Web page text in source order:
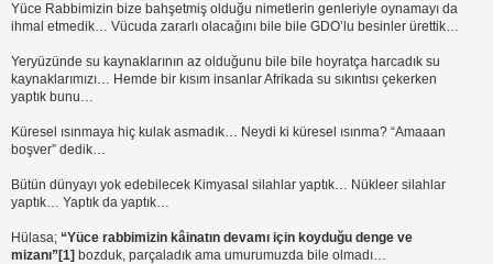
Yüce Rabbimizin bize bahşetmiş olduğu nimetlerin genleriyle oynamayı da
ihmal etmedik… Vücuda zararlı olacağını bile bile GDO’lu besinler ürettik…
Yeryüzünde su kaynaklarının az olduğunu bile bile hoyratça harcadık su
kaynaklarımızı… Hemde bir kısım insanlar Afrikada su sıkıntısı çekerken
yaptık bunu…
Küresel ısınmaya hiç kulak asmadık… Neydi ki küresel ısınma? “Amaaan
boşver” dedik…
Bütün dünyayı yok edebilecek Kimyasal silahlar yaptık… Nükleer silahlar
yaptık… Yaptık da yaptık…
Hülasa; “Yüce rabbimizin kâinatın devamı için koyduğu denge ve
mizanı” [1] bozduk, parçaladık ama umurumuzda bile olmadı…